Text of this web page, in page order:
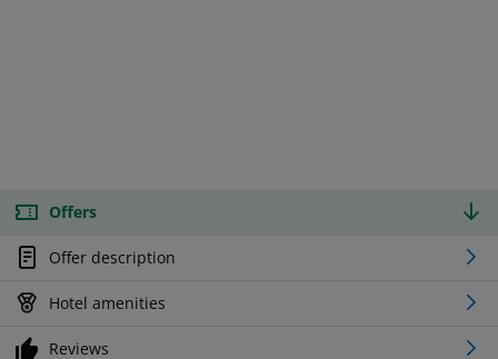
Offers
Offer description
Hotel amenities
Reviews